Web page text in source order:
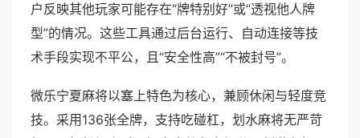
户反映其他玩家可能存在“牌特别好”或“透视他人牌
型”的情况。这些工具通过后台运行、自动连接等技
术手段实现不平公，且“安全性高”“不被封号”。
微乐宁夏麻将以塞上特色为核心，兼顾休闲与轻度竞
技。采用136张全牌，支持吃碰杠，划水麻将无严苛